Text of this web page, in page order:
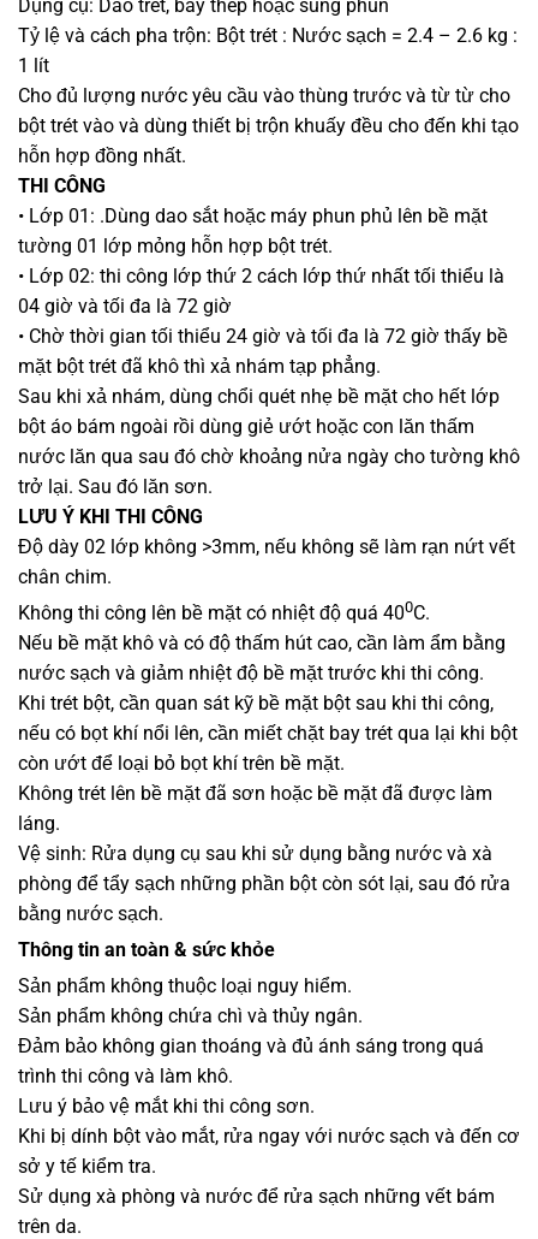
Dụng cụ: Dao trét, bay thép hoặc súng phun
Tỷ lệ và cách pha trộn: Bột trét : Nước sạch = 2.4 – 2.6 kg :
1 lít
Cho đủ lượng nước yêu cầu vào thùng trước và từ từ cho
bột trét vào và dùng thiết bị trộn khuấy đều cho đến khi tạo
hỗn hợp đồng nhất.
THI CÔNG
• Lớp 01: .Dùng dao sắt hoặc máy phun phủ lên bề mặt
tường 01 lớp mỏng hỗn hợp bột trét.
• Lớp 02: thi công lớp thứ 2 cách lớp thứ nhất tối thiểu là
04 giờ và tối đa là 72 giờ
• Chờ thời gian tối thiểu 24 giờ và tối đa là 72 giờ thấy bề
mặt bột trét đã khô thì xả nhám tạp phẳng.
Sau khi xả nhám, dùng chổi quét nhẹ bề mặt cho hết lớp
bột áo bám ngoài rồi dùng giẻ ướt hoặc con lăn thấm
nước lăn qua sau đó chờ khoảng nửa ngày cho tường khô
trở lại. Sau đó lăn sơn.
LƯU Ý KHI THI CÔNG
Độ dày 02 lớp không >3mm, nếu không sẽ làm rạn nứt vết
chân chim.
Không thi công lên bề mặt có nhiệt độ quá 400C.
Nếu bề mặt khô và có độ thấm hút cao, cần làm ẩm bằng
nước sạch và giảm nhiệt độ bề mặt trước khi thi công.
Khi trét bột, cần quan sát kỹ bề mặt bột sau khi thi công,
nếu có bọt khí nổi lên, cần miết chặt bay trét qua lại khi bột
còn ướt để loại bỏ bọt khí trên bề mặt.
Không trét lên bề mặt đã sơn hoặc bề mặt đã được làm
láng.
Vệ sinh: Rửa dụng cụ sau khi sử dụng bằng nước và xà
phòng để tẩy sạch những phần bột còn sót lại, sau đó rửa
bằng nước sạch.
Thông tin an toàn & sức khỏe
Sản phẩm không thuộc loại nguy hiểm.
Sản phẩm không chứa chì và thủy ngân.
Đảm bảo không gian thoáng và đủ ánh sáng trong quá
trình thi công và làm khô.
Lưu ý bảo vệ mắt khi thi công sơn.
Khi bị dính bột vào mắt, rửa ngay với nước sạch và đến cơ
sở y tế kiểm tra.
Sử dụng xà phòng và nước để rửa sạch những vết bám
trên da.